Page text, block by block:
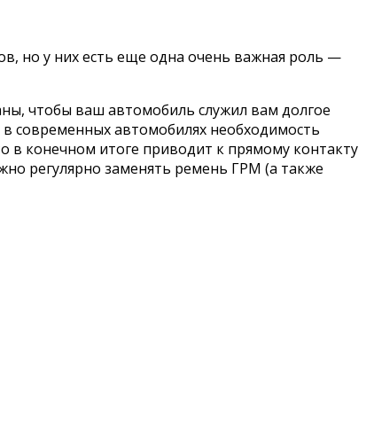
но у них есть еще одна очень важная роль —
чтобы ваш автомобиль служил вам долгое
современных автомобилях необходимость
в конечном итоге приводит к прямому контакту
регулярно заменять ремень ГРМ (а также